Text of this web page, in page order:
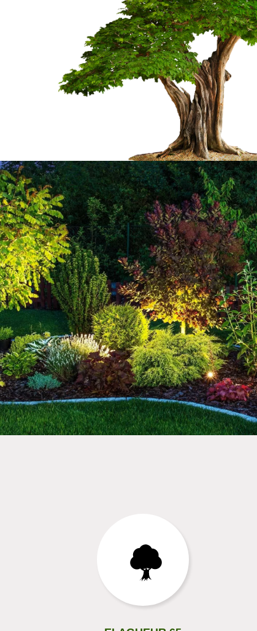
notre entreprise
agréable à vivre,
esthétique.
Welty Marc
vous conseiller,
vous concevoir un
besoins. Nous
spécificité de vos
Artisan
En tant qu’artisan paysagiste,
concevoir un jardin de différents
jardin contemporain ; un jardin
ou minéral ; et bien d’autres
également vous concevoir un plan
recherchiez. Ce plan vous sera
un visuel de votre projet avant son
jardin bien aménager avec Welty